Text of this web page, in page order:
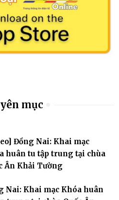
mục
Đồng Nai: Khai mạc
huân tu tập trung tại chùa
Ân Khải Tường
Nai: Khai mạc Khóa huân